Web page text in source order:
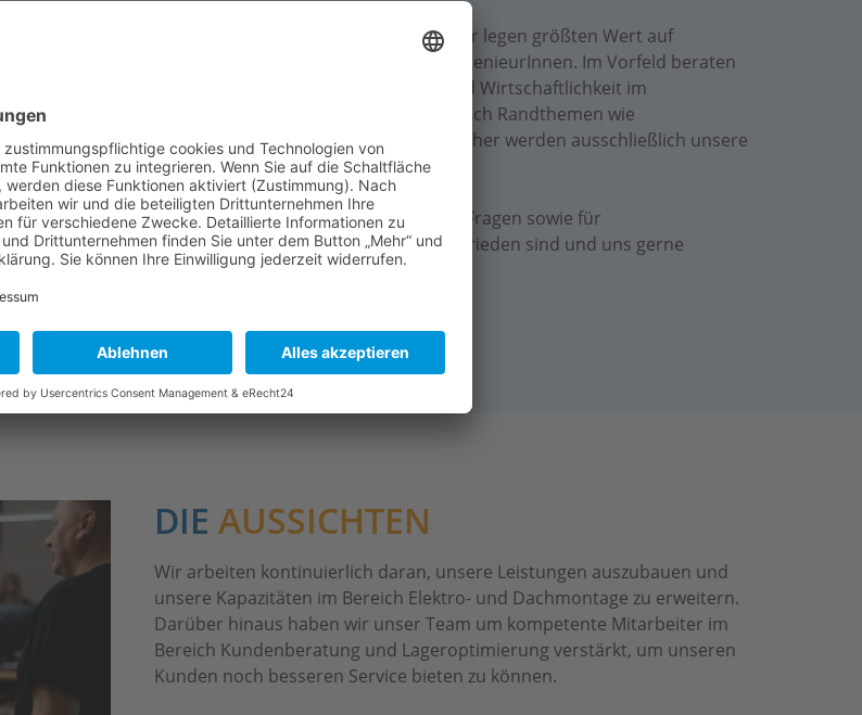
denen sich unsere Kunden lange erfreuen werden. Wir legen größten Wert auf
Team – vom Auszubildenden bis hin zu Diplom-IngenieurInnen. Im Vorfeld beraten
unter Berücksichtigung von Autarkie und Wirtschaftlichkeit im
legen wir großen Wert auf umfassenden Service, der auch Randthemen wie
ein freundliches Verhältnis auf Augenhöhe und daher werden ausschließlich unsere
bis zum Zählerkasten fachgerecht zu installieren.
PV-Anlagen im Blick und stehen weiterhin für Fragen sowie für
Verfügung. Unser Ziel ist es, dass unsere Kunden zufrieden sind und uns gerne
DIE AUSSICHTEN
Wir arbeiten kontinuierlich daran, unsere Leistungen auszubauen und
unsere Kapazitäten im Bereich Elektro- und Dachmontage zu erweitern.
Darüber hinaus haben wir unser Team um kompetente Mitarbeiter im
Bereich Kundenberatung und Lageroptimierung verstärkt, um unseren
Kunden noch besseren Service bieten zu können.